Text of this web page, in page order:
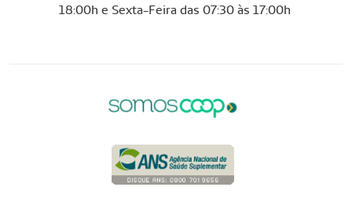
18:00h e Sexta-Feira das 07:30 às 17:00h